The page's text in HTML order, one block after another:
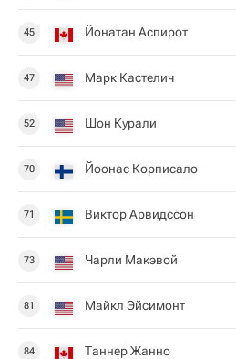
45 Йонатан Аспирот
47 Марк Кастелич
52 Шон Курали
70 Йоонас Корписало
71 Виктор Арвидссон
73 Чарли Макэвой
81 Майкл Эйсимонт
84 Таннер Жанно